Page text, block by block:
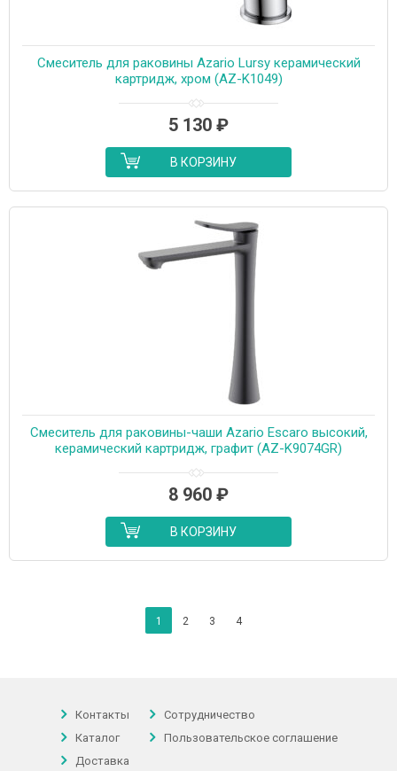
Cмеситель для раковины Azario Lursy керамический
картридж, хром (AZ-K1049)
5 130 ₽
В КОРЗИНУ
Cмеситель для раковины-чаши Azario Escaro высокий,
керамический картридж, графит (AZ-K9074GR)
8 960 ₽
В КОРЗИНУ
1 2 3 4
Контакты
Каталог
Доставка
Сотрудничество
Пользовательское соглашение